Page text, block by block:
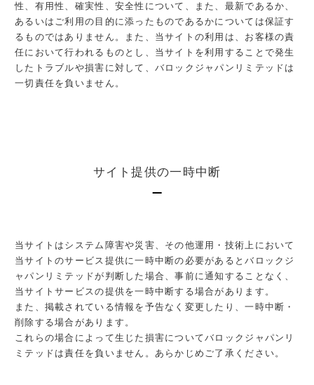
性、有用性、確実性、安全性について、また、最新であるか、
あるいはご利用の目的に添ったものであるかについては保証す
るものではありません。また、当サイトの利用は、お客様の責
任において行われるものとし、当サイトを利用することで発生
したトラブルや損害に対して、バロックジャパンリミテッドは
一切責任を負いません。
サイト提供の一時中断
当サイトはシステム障害や災害、その他運用・技術上において
当サイトのサービス提供に一時中断の必要があるとバロックジ
ャパンリミテッドが判断した場合、事前に通知することなく、
当サイトサービスの提供を一時中断する場合があります。
また、掲載されている情報を予告なく変更したり、一時中断・
削除する場合があります。
これらの場合によって生じた損害についてバロックジャパンリ
ミテッドは責任を負いません。あらかじめご了承ください。